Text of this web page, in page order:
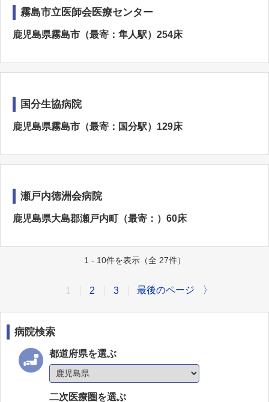
霧島市立医師会医療センター
鹿児島県霧島市（最寄：隼人駅）254床
国分生協病院
鹿児島県霧島市（最寄：国分駅）129床
瀬戸内徳洲会病院
鹿児島県大島郡瀬戸内町（最寄：）60床
1 - 10件を表示（全 27件）
2 3 最後のページ 〉
病院検索
都道府県を選ぶ
二次医療圏を選ぶ